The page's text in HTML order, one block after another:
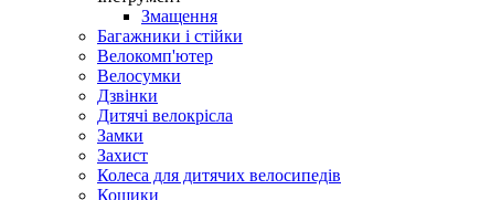
Змащення
Багажники і стійки
Велокомп'ютер
Велосумки
Дзвінки
Дитячі велокрісла
Замки
Захист
Колеса для дитячих велосипедів
Кошики